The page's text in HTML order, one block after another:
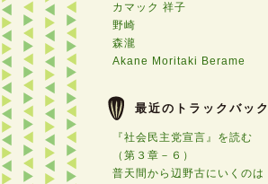
カマック 祥子
野崎
森瀧
Akane Moritaki Berame
最近のトラックバック
『社会民主党宣言』を読む
（第３章－６）
普天間から辺野古にいくのは